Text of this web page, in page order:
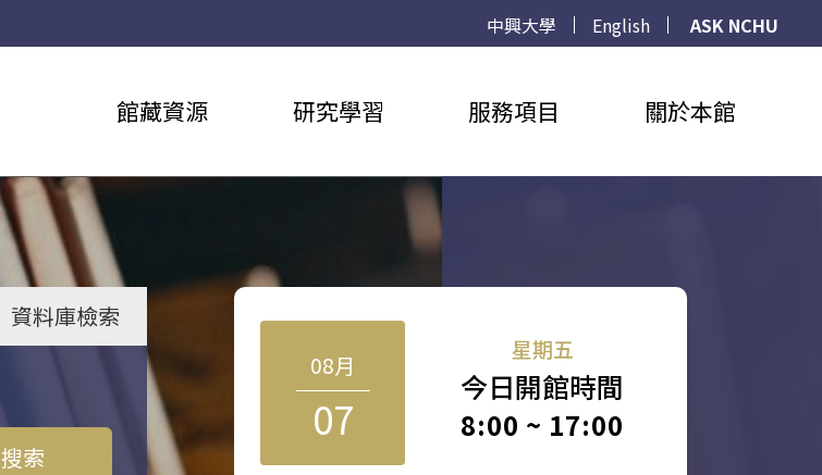
中興大學 English
ASK NCHU
館藏資源 研究學習 服務項目 關於本館
資料庫檢索
搜索
08月
07
星期五
今日開館時間
8:00 ~ 17:00